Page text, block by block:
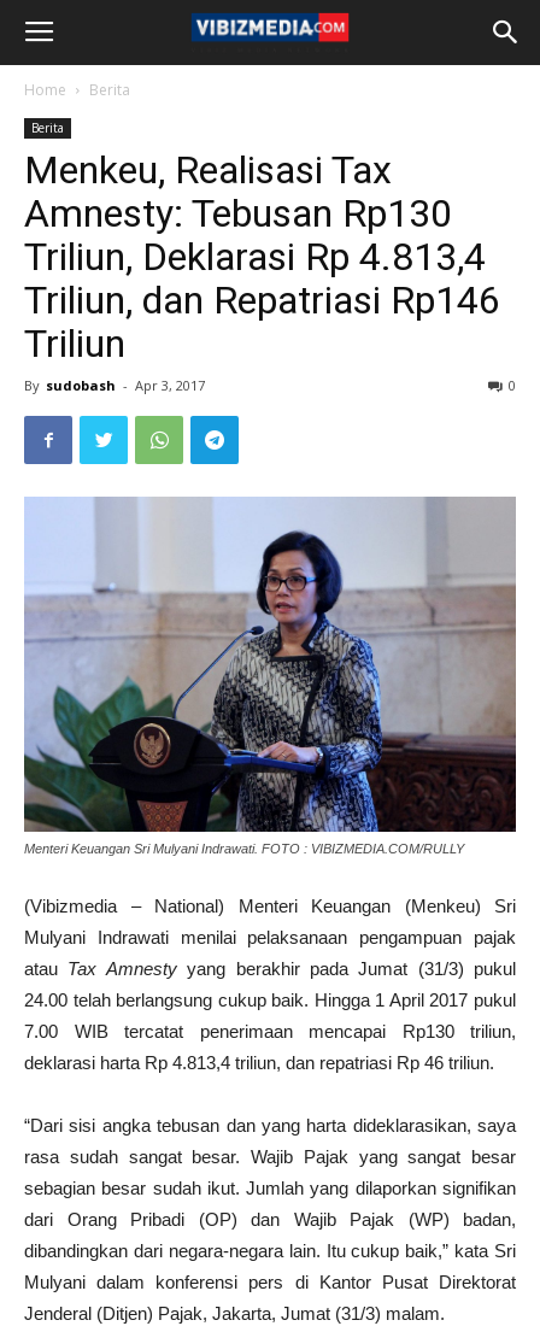
Home Berita
Berita
Menkeu, Realisasi Tax
Amnesty: Tebusan Rp130
Triliun, Deklarasi Rp 4.813,4
Triliun, dan Repatriasi Rp146
Triliun
By sudobash - Apr 3, 2017 0
Menteri Keuangan Sri Mulyani Indrawati. FOTO : VIBIZMEDIA.COM/RULLY
(Vibizmedia – National) Menteri Keuangan (Menkeu) Sri
Mulyani Indrawati menilai pelaksanaan pengampuan pajak
atau Tax Amnestyyang berakhir pada Jumat (31/3) pukul
24.00 telah berlangsung cukup baik. Hingga 1 April 2017 pukul
7.00 WIB tercatat penerimaan mencapai Rp130 triliun,
deklarasi harta Rp 4.813,4 triliun, dan repatriasi Rp 46 triliun.
“Dari sisi angka tebusan dan yang harta dideklarasikan, saya
rasa sudah sangat besar. Wajib Pajak yang sangat besar
sebagian besar sudah ikut. Jumlah yang dilaporkan signifikan
dari Orang Pribadi (OP) dan Wajib Pajak (WP) badan,
dibandingkan dari negara-negara lain. Itu cukup baik,” kata Sri
Mulyani dalam konferensi pers di Kantor Pusat Direktorat
Jenderal (Ditjen) Pajak, Jakarta, Jumat (31/3) malam.